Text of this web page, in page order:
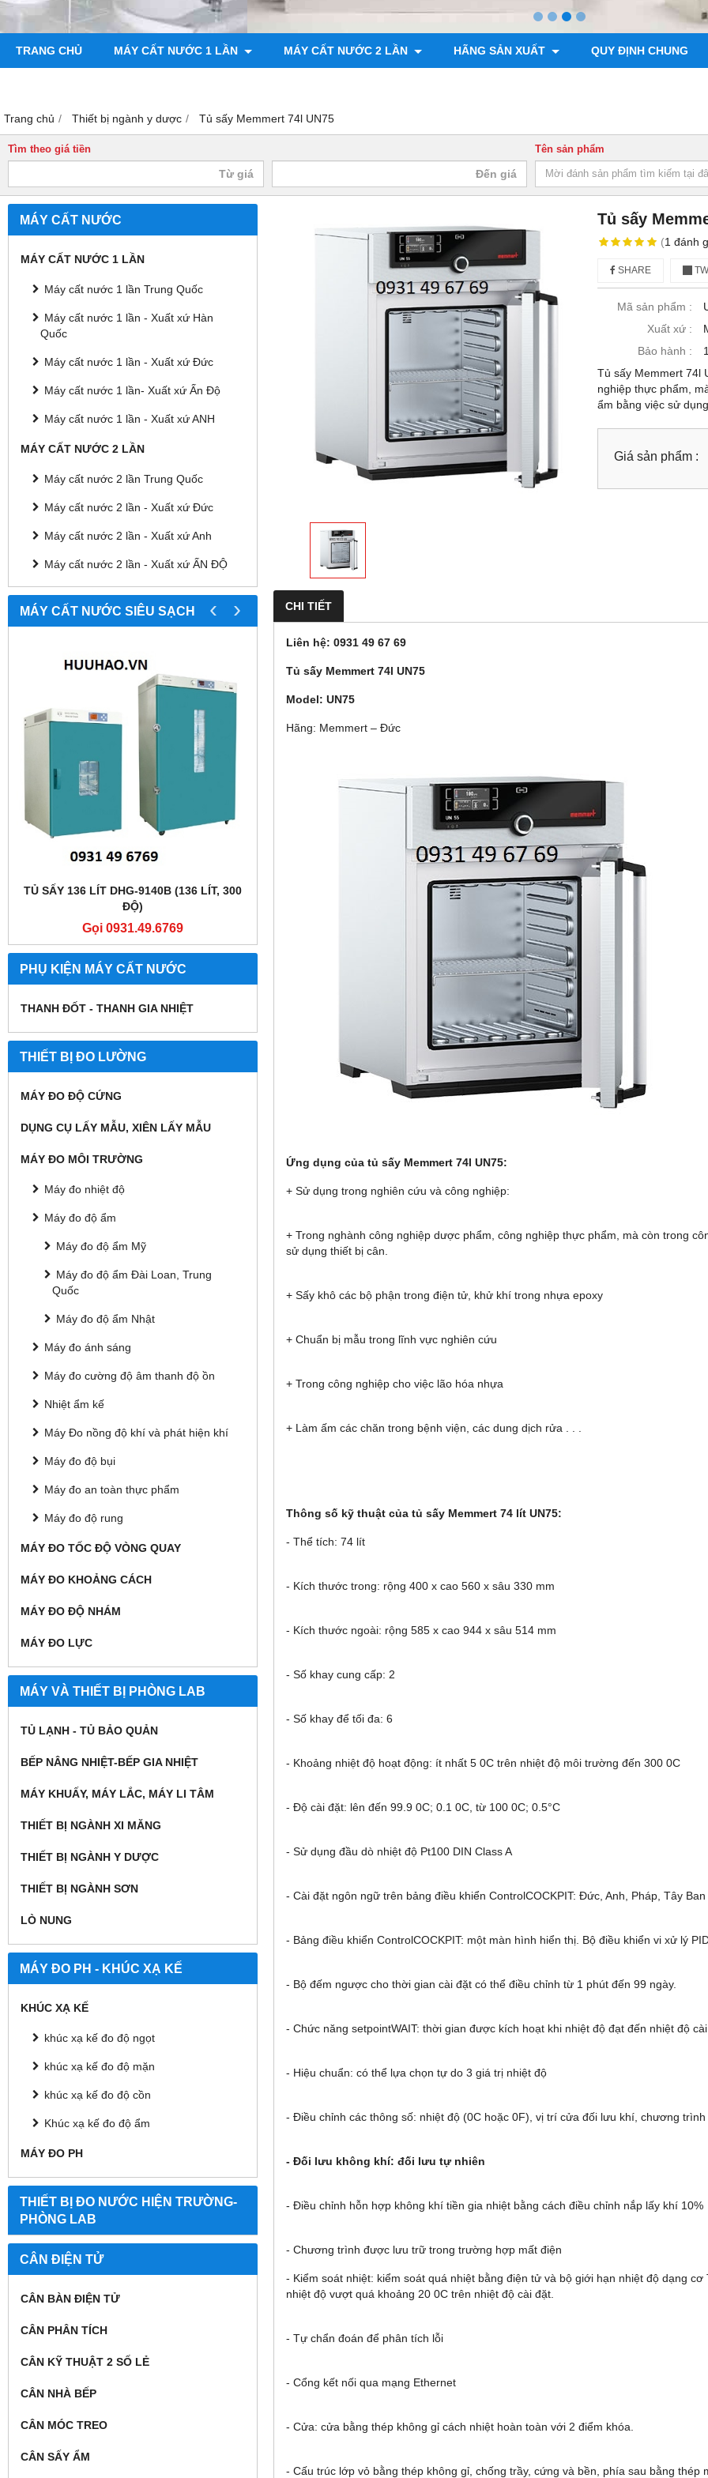
TRANG CHỦ MÁY CẤT NƯỚC 1 LẦN MÁY CẤT NƯỚC 2 LẦN HÃNG SẢN XUẤT QUY ĐỊNH CHUNG
Trang chủ Thiết bị ngành y dược Tủ sấy Memmert 74l UN75
Tìm theo giá tiền Tên sản phẩm
MÁY CẤT NƯỚC
MÁY CẤT NƯỚC 1 LẦN
Máy cất nước 1 lần Trung Quốc
Máy cất nước 1 lần - Xuất xứ Hàn
Quốc
Máy cất nước 1 lần - Xuất xứ Đức
Máy cất nước 1 lần- Xuất xứ Ấn Độ
Máy cất nước 1 lần - Xuất xứ ANH
MÁY CẤT NƯỚC 2 LẦN
Máy cất nước 2 lần Trung Quốc
Máy cất nước 2 lần - Xuất xứ Đức
Máy cất nước 2 lần - Xuất xứ Anh
Máy cất nước 2 lần - Xuất xứ ẤN ĐỘ
MÁY CẤT NƯỚC SIÊU SẠCH
TỦ SẤY 136 LÍT DHG-9140B (136 LÍT, 300
ĐỘ)
Gọi 0931.49.6769
TỦ SẤY 136 LÍT DHG-9140B (136 LÍT, 300
TỦ SẤY 136 LÍT DHG-9140B (136
‹ ›
PHỤ KIỆN MÁY CẤT NƯỚC
THANH ĐỐT - THANH GIA NHIỆT
THIẾT BỊ ĐO LƯỜNG
MÁY ĐO ĐỘ CỨNG
DỤNG CỤ LẤY MẪU, XIÊN LẤY MẪU
MÁY ĐO MÔI TRƯỜNG
Máy đo nhiệt độ
Máy đo độ ẩm
Máy đo độ ẩm Mỹ
Máy đo độ ẩm Đài Loan, Trung
Quốc
Máy đo độ ẩm Nhật
Máy đo ánh sáng
Máy đo cường độ âm thanh độ ồn
Nhiệt ẩm kế
Máy Đo nồng độ khí và phát hiện khí
Máy đo độ bụi
Máy đo an toàn thực phẩm
Máy đo độ rung
MÁY ĐO TỐC ĐỘ VÒNG QUAY
MÁY ĐO KHOẢNG CÁCH
MÁY ĐO ĐỘ NHÁM
MÁY ĐO LỰC
MÁY VÀ THIẾT BỊ PHÒNG LAB
TỦ LẠNH - TỦ BẢO QUẢN
BẾP NÂNG NHIỆT-BẾP GIA NHIỆT
MÁY KHUẤY, MÁY LẮC, MÁY LI TÂM
THIẾT BỊ NGÀNH XI MĂNG
THIẾT BỊ NGÀNH Y DƯỢC
THIẾT BỊ NGÀNH SƠN
LÒ NUNG
MÁY ĐO PH - KHÚC XẠ KẾ
KHÚC XẠ KẾ
khúc xạ kế đo độ ngọt
khúc xạ kế đo độ mặn
khúc xạ kế đo độ cồn
Khúc xạ kế đo độ ẩm
MÁY ĐO PH
THIẾT BỊ ĐO NƯỚC HIỆN TRƯỜNG-
PHÒNG LAB
CÂN ĐIỆN TỬ
CÂN BÀN ĐIỆN TỬ
CÂN PHÂN TÍCH
CÂN KỸ THUẬT 2 SỐ LẺ
CÂN NHÀ BẾP
CÂN MÓC TREO
CÂN SẤY ẨM
Tủ sấy
(1đánh
SHARE
Mã sản phẩm :
Xuất xứ :
Bảo hành :
Tủ sấy Memmert 74l
nghiệp thực phẩm,
ẩm bằng việc sử
Giá sản phẩm :
CHI TIẾT
Liên hệ: 0931 49 67 69
Tủ sấy Memmert 74l UN75
Model: UN75
Hãng: Memmert – Đức
Ứng dụng của tủ sấy Memmert 74l UN75:
+ Sử dụng trong nghiên cứu và công nghiệp:
+ Trong nghành công nghiệp dược phẩm, công nghiệp thực phẩm, mà còn trong
sử dụng thiết bị cân.
+ Sấy khô các bộ phận trong điện tử, khử khí trong nhựa epoxy
+ Chuẩn bị mẫu trong lĩnh vực nghiên cứu
+ Trong công nghiệp cho việc lão hóa nhựa
+ Làm ấm các chăn trong bệnh viện, các dung dịch rửa . . .
Thông số kỹ thuật của tủ sấy Memmert 74 lít UN75:
- Thể tích: 74 lít
- Kích thước trong: rộng 400 x cao 560 x sâu 330 mm
- Kích thước ngoài: rộng 585 x cao 944 x sâu 514 mm
- Số khay cung cấp: 2
- Số khay để tối đa: 6
- Khoảng nhiệt độ hoạt động: ít nhất 5 0C trên nhiệt độ môi trường đến 300 0C
- Độ cài đặt: lên đến 99.9 0C; 0.1 0C, từ 100 0C; 0.5°C
- Sử dụng đầu dò nhiệt độ Pt100 DIN Class A
- Cài đặt ngôn ngữ trên bảng điều khiển ControlCOCKPIT: Đức, Anh, Pháp, Tây
- Bảng điều khiển ControlCOCKPIT: một màn hình hiển thị. Bộ điều khiển vi xử lý
- Bộ đếm ngược cho thời gian cài đặt có thể điều chỉnh từ 1 phút đến 99 ngày.
- Chức năng setpointWAIT: thời gian được kích hoạt khi nhiệt độ đạt đến nhiệt độ
- Hiệu chuẩn: có thể lựa chọn tự do 3 giá trị nhiệt độ
- Điều chỉnh các thông số: nhiệt độ (0C hoặc 0F), vị trí cửa đối lưu khí, chương
- Đối lưu không khí: đối lưu tự nhiên
- Điều chỉnh hỗn hợp không khí tiền gia nhiệt bằng cách điều chỉnh nắp lấy khí 10%
- Chương trình được lưu trữ trong trường hợp mất điện
- Kiểm soát nhiệt: kiểm soát quá nhiệt bằng điện tử và bộ giới hạn nhiệt độ dạng
nhiệt độ vượt quá khoảng 20 0C trên nhiệt độ cài đặt.
- Tự chẩn đoán để phân tích lỗi
- Cổng kết nối qua mạng Ethernet
- Cửa: cửa bằng thép không gỉ cách nhiệt hoàn toàn với 2 điểm khóa.
- Cấu trúc lớp vỏ bằng thép không gỉ, chống trầy, cứng và bền, phía sau bằng thép